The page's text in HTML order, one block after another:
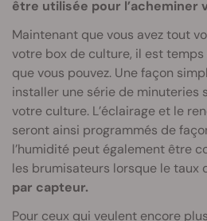
être utilisée pour l’acheminer
Maintenant que vous avez tout
votre box de culture, il est
que vous pouvez. Une façon
installer une série de minuteries
votre culture. L’éclairage et le
seront ainsi programmés de
l’humidité peut également être
les brumisateurs lorsque le taux
par capteur.
Pour ceux qui veulent encore